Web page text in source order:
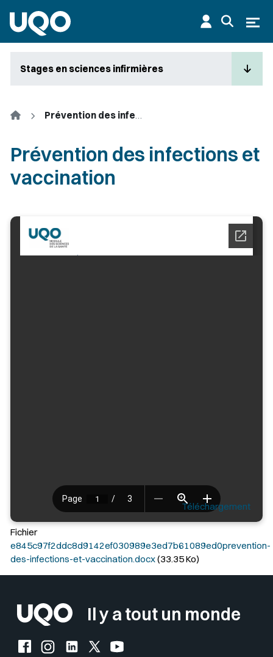
Stages en sciences infirmières
Accueil Prévention des infections et vaccination
Prévention des infections et
vaccination
Téléchargement
Fichier
e845c97f2ddc8d9142ef030989e3ed7b61089ed0prevention-
des-infections-et-vaccination.docx(33.35 Ko)
Il y a tout un monde
Facebook de l'UQO
Instagram de l'UQO
LinkedIn de l'UQO
X (Twitter) de l'UQO
YouTube de l'UQO